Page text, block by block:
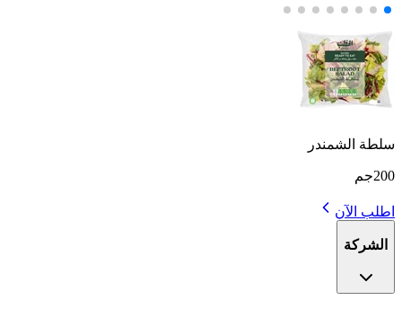
سلطة الشمندر
200جم
اطلب الآن
الشركة